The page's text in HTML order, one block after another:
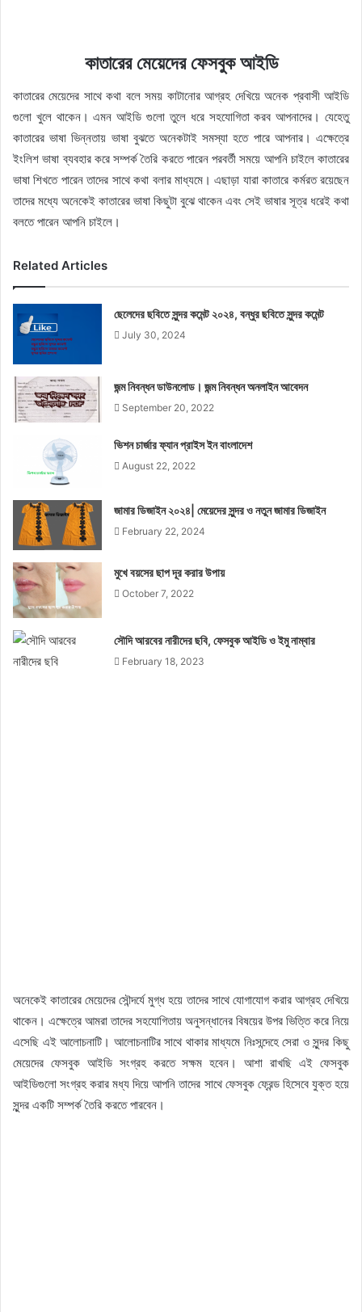
কাতারের মেয়েদের ফেসবুক আইডি
কাতারের মেয়েদের সাথে কথা বলে সময় কাটানোর আগ্রহ দেখিয়ে অনেক প্রবাসী আইডি
গুলো খুলে থাকেন। এমন আইডি গুলো তুলে ধরে সহযোগিতা করব আপনাদের। যেহেতু
কাতারের ভাষা ভিন্নতায় ভাষা বুঝতে অনেকটাই সমস্যা হতে পারে আপনার। এক্ষেত্রে
ইংলিশ ভাষা ব্যবহার করে সম্পর্ক তৈরি করতে পারেন পরবর্তী সময়ে আপনি চাইলে কাতারের
ভাষা শিখতে পারেন তাদের সাথে কথা বলার মাধ্যমে। এছাড়া যারা কাতারে কর্মরত রয়েছেন
তাদের মধ্যে অনেকেই কাতারের ভাষা কিছুটা বুঝে থাকেন এবং সেই ভাষার সূত্র ধরেই কথা
বলতে পারেন আপনি চাইলে।
Related Articles
ছেলেদের ছবিতে সুন্দর কমেন্ট ২০২৪, বন্ধুর ছবিতে সুন্দর কমেন্ট
July 30, 2024
জন্ম নিবন্ধন ডাউনলোড। জন্ম নিবন্ধন অনলাইন আবেদন
September 20, 2022
ভিশন চার্জার ফ্যান প্রাইস ইন বাংলাদেশ
August 22, 2022
জামার ডিজাইন ২০২৪| মেয়েদের সুন্দর ও নতুন জামার ডিজাইন
February 22, 2024
মুখে বয়সের ছাপ দূর করার উপায়
October 7, 2022
সৌদি আরবের নারীদের ছবি, ফেসবুক আইডি ও ইমু নাম্বার
February 18, 2023
অনেকেই কাতারের মেয়েদের সৌন্দর্যে মুগ্ধ হয়ে তাদের সাথে যোগাযোগ করার আগ্রহ দেখিয়ে
থাকেন। এক্ষেত্রে আমরা তাদের সহযোগিতায় অনুসন্ধানের বিষয়ের উপর ভিত্তি করে নিয়ে
এসেছি এই আলোচনাটি। আলোচনাটির সাথে থাকার মাধ্যমে নিঃসন্দেহে সেরা ও সুন্দর কিছু
মেয়েদের ফেসবুক আইডি সংগ্রহ করতে সক্ষম হবেন। আশা রাখছি এই ফেসবুক
আইডিগুলো সংগ্রহ করার মধ্য দিয়ে আপনি তাদের সাথে ফেসবুক ফ্রেন্ড হিসেবে যুক্ত হয়ে
সুন্দর একটি সম্পর্ক তৈরি করতে পারবেন।